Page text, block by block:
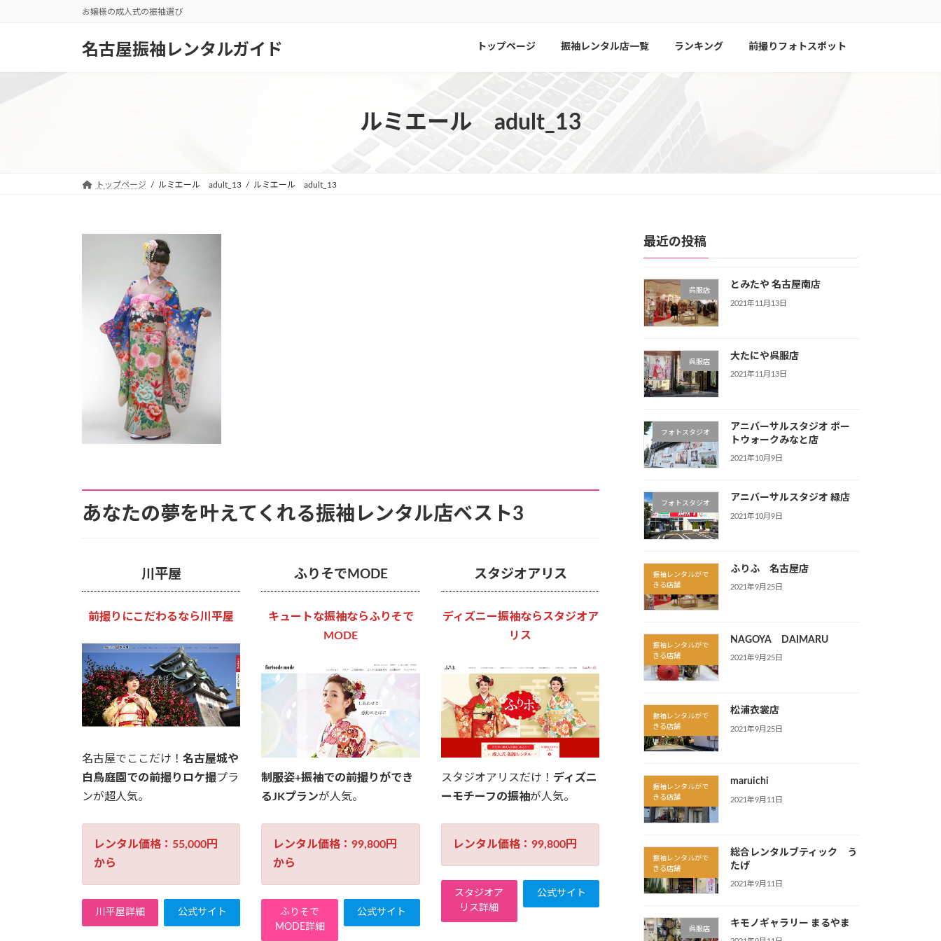
お嬢様の成人式の振袖選び
名古屋振袖レンタルガイド トップページ 振袖レンタル店一覧 ランキング 前撮りフォトスポット
ルミエール adult_13
トップページ ルミエール adult_13 ルミエール adult_13
あなたの夢を叶えてくれる振袖レンタル店ベスト3
川平屋
前撮りにこだわるなら川平屋
名古屋でここだけ！ 名古屋城や
白鳥庭園での前撮りロケ撮プラ
ンが超人気。
レンタル価格：55,000円
から
川平屋詳細 公式サイト
ふりそでMODE
キュートな振袖ならふりそで
MODE
制服姿+振袖での前撮りができ
るJKプランが人気。
レンタル価格：99,800円
から
ふりそで
MODE詳細
公式サイト
スタジオアリス
ディズニー振袖ならスタジオア
リス
スタジオアリスだけ！ ディズニ
ーモチーフの振袖が人気。
レンタル価格：99,800円
スタジオア
リス詳細
公式サイト
最近の投稿
呉服店
とみたや 名古屋南店
2021年11月13日
呉服店
大たにや呉服店
2021年11月13日
フォトスタジオ
アニバーサルスタジオ ポー
トウォークみなと店
2021年10月9日
フォトスタジオ
アニバーサルスタジオ 緑店
2021年10月9日
振袖レンタルがで
きる店舗
ふりふ 名古屋店
2021年9月25日
振袖レンタルがで
きる店舗
NAGOYA DAIMARU
2021年9月25日
振袖レンタルがで
きる店舗
松浦衣裳店
2021年9月25日
振袖レンタルがで
きる店舗
maruichi
2021年9月11日
振袖レンタルがで
きる店舗
総合レンタルブティック う
たげ
2021年9月11日
呉服店
キモノギャラリー まるやま